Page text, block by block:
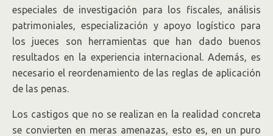
especiales de investigación para los fiscales, análisis
patrimoniales, especialización y apoyo logístico para
los jueces son herramientas que han dado buenos
resultados en la experiencia internacional. Además, es
necesario el reordenamiento de las reglas de aplicación
de las penas.
Los castigos que no se realizan en la realidad concreta
se convierten en meras amenazas, esto es, en un puro